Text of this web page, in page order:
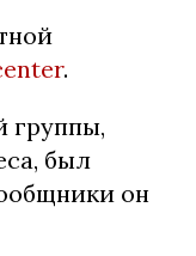
.
группы,
был
он